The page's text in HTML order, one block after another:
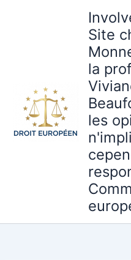
Site
la
les